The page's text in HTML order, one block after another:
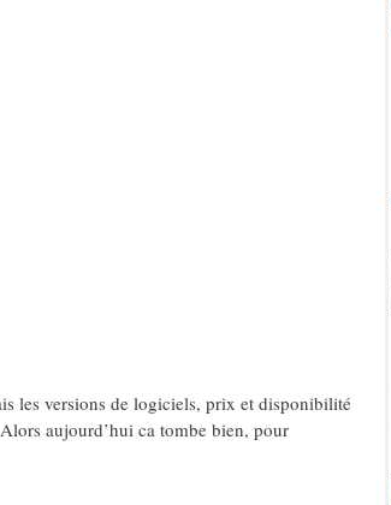
les versions de logiciels, prix et disponibilité
aujourd’hui ca tombe bien, pour